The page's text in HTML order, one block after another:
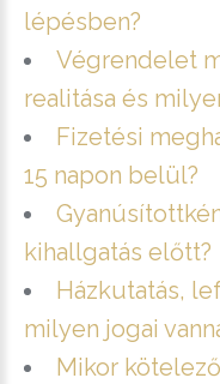
lépésben?
Végrendelet
realitása és
Fizetési
15 napon belül?
kihallgatás előtt?
Házkutatás,
milyen jogai
Mikor